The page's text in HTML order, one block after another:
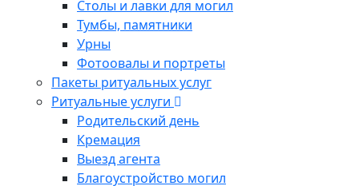
Столы и лавки для могил
Тумбы, памятники
Урны
Фотоовалы и портреты
Пакеты ритуальных услуг
Ритуальные услуги
Родительский день
Кремация
Выезд агента
Благоустройство могил